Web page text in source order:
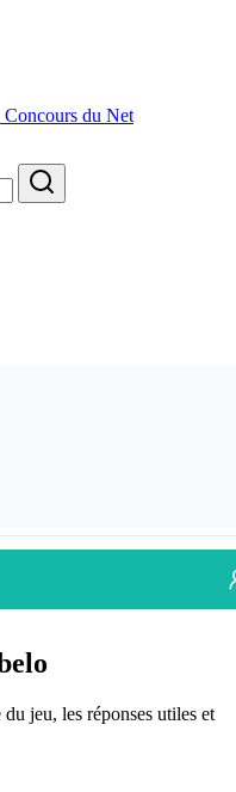
Concours du Net
jeu, les réponses utiles et